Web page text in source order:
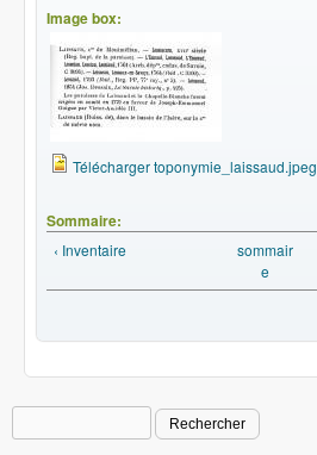
Image box:
Télécharger toponymie_laissaud.jpeg
Sommaire:
‹ Inventaire
sommair
e
Formulaire de recherche